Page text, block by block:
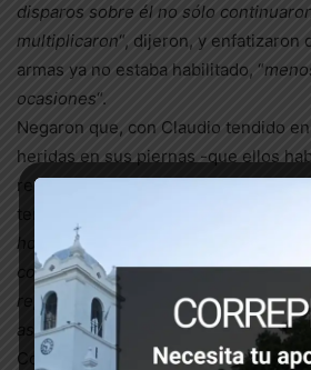
disparos sobre él no sólo
multiplicaron“, dijeron, y enfatizaron
armas ya no estaba habilitado, “
ocasiones“.
Negaron que, con Claudio tendido
heridas en sus piernas -que ellos
representar un peligro para ellos o
terminantemente afirmaron: “
hombre herido de bala, tendido en el
completamente innecesarios ante el
representaba que, insistimos, no era
asimilable al inicial
Con esta resolución, la causa queda